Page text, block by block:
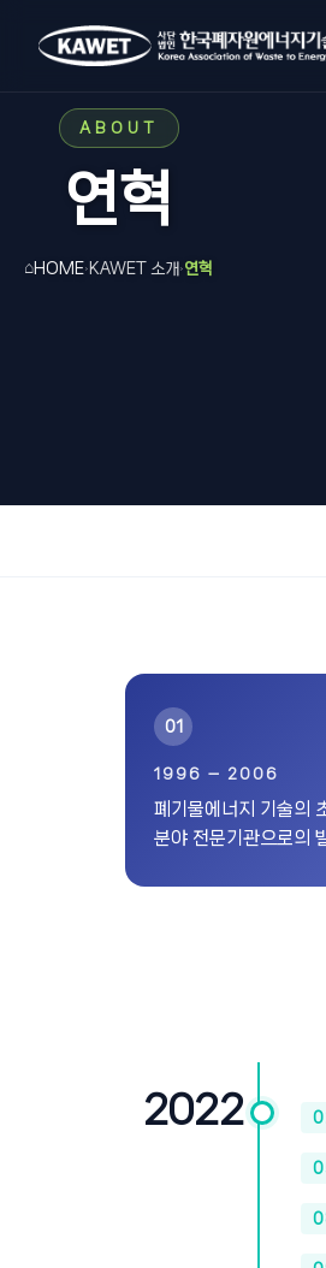
ABOUT
연혁
⌂HOME› KAWET 소개›연혁
01
1996 — 2006
폐기물에너지 기술의
분야 전문기관으로의
2022